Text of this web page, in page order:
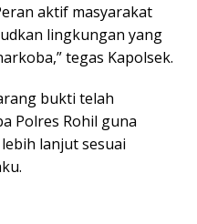
aktif masyarakat
lingkungan yang
tegas Kapolsek.
bukti telah
Polres Rohil guna
lanjut sesuai